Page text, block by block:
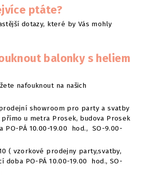
ptáte?
dotazy, které by Vás mohly
balonky s heliem
nafouknout na našich
showroom pro party a svatby
u metra Prosek, budova Prosek
PO-PÁ 10.00-19.00 hod., SO-9.00-
( vzorkové prodejny party,svatby,
PO-PÁ 10.00-19.00 hod., SO-